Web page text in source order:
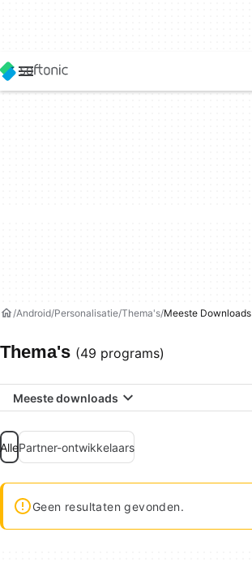
Android Personalisatie Thema's Meeste Downloads
Thema's (49 programs)
Meeste downloads
AllePartner-ontwikkelaars
Geen resultaten gevonden.